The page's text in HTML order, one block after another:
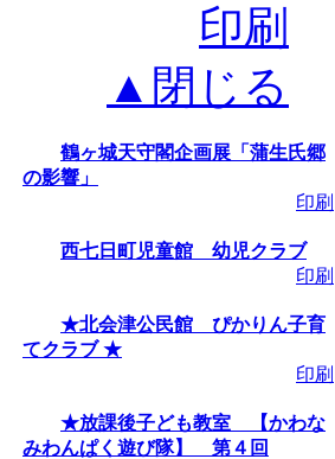
印刷
▲閉じる
鶴ヶ城天守閣企画展「蒲生氏郷
の影響」
印刷
西七日町児童館 幼児クラブ
印刷
★北会津公民館 ぴかりん子育
てクラブ ★
印刷
★放課後子ども教室 【かわな
みわんぱく遊び隊】 第４回